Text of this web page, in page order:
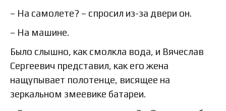
– На самолете? – спросил из-за двери он.
– На машине.
Было слышно, как смолкла вода, и Вячеслав
Сергеевич представил, как его жена
нащупывает полотенце, висящее на
зеркальном змеевике батареи.